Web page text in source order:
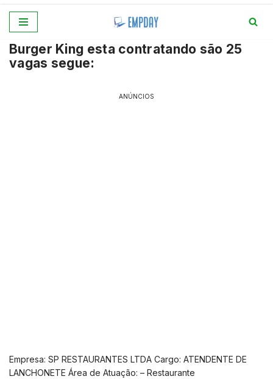
para
o
Burger King esta contratando são 25
vagas segue:
ANÚNCIOS
Empresa: SP RESTAURANTES LTDA Cargo: ATENDENTE DE
LANCHONETE Área de Atuação: – Restaurante